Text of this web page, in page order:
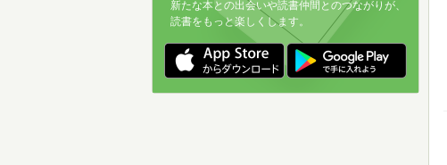
新たな本との出会いや読書仲間とのつながりが、
読書をもっと楽しくします。